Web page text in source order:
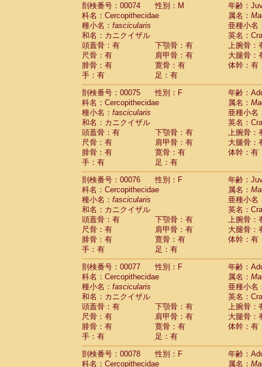
剖検番号：00074
性別：M
年齢：
科名：Cercopithecidae
属名：
種小名： fascicularis
亜種小名
和名：カニクイザル
英名：
頭蓋骨：有
下顎骨：有
上腕骨：
尺骨：有
肩甲骨：有
大腿骨：
腓骨：有
寛骨：有
体幹：有
手：有
足：有
剖検番号：00075
性別：F
年齢：
科名：Cercopithecidae
属名：
種小名： fascicularis
亜種小名
和名：カニクイザル
英名：
頭蓋骨：有
下顎骨：有
上腕骨：
尺骨：有
肩甲骨：有
大腿骨：
腓骨：有
寛骨：有
体幹：有
手：有
足：有
剖検番号：00076
性別：F
年齢：
科名：Cercopithecidae
属名：
種小名： fascicularis
亜種小名
和名：カニクイザル
英名：
頭蓋骨：有
下顎骨：有
上腕骨：
尺骨：有
肩甲骨：有
大腿骨：
腓骨：有
寛骨：有
体幹：有
手：有
足：有
剖検番号：00077
性別：F
年齢：
科名：Cercopithecidae
属名：
種小名： fascicularis
亜種小名
和名：カニクイザル
英名：
頭蓋骨：有
下顎骨：有
上腕骨：
尺骨：有
肩甲骨：有
大腿骨：
腓骨：有
寛骨：有
体幹：有
手：有
足：有
剖検番号：00078
性別：F
年齢：
科名：Cercopithecidae
属名：